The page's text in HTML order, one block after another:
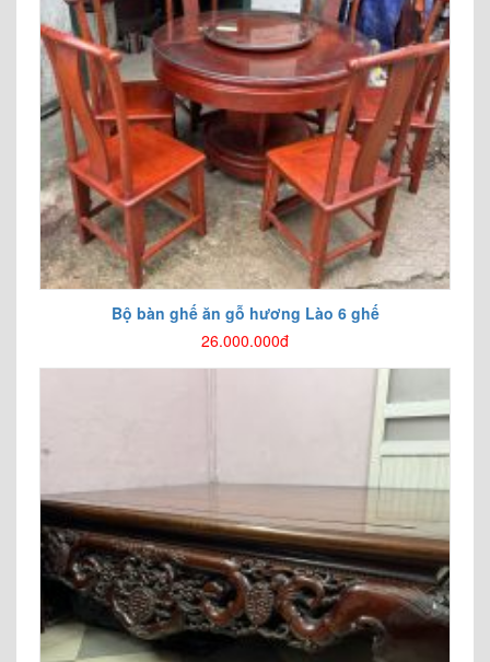
Bộ bàn ghế ăn gỗ hương Lào 6 ghế
26.000.000đ